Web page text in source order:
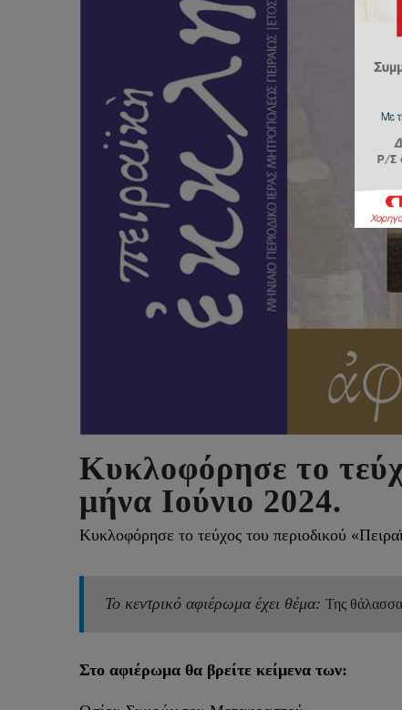
Κυκλοφόρησε το
μήνα Ιούνιο 2024.
Κυκλοφόρησε το τεύχος του περιοδικού
Το κεντρικό αφιέρωμα έχει θέμα: Της
Στο αφιέρωμα θα βρείτε κείμενα των: